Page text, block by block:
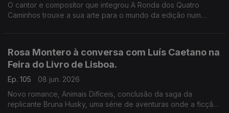
O cantor e compositor que integrou A Ronda dos Quatro
Caminhos trouxe a sua arte para o mundo da edição num
voz e música. Vamos por exemplo conhecer um livro que
apresenta Zeca Afonso às crianças.
Rosa Montero à conversa com Luís Caetano na
Feira do Livro de Lisboa.
Ep. 105
08 jun. 2026
Novo romance, Animais Difíceis, conclusão da saga da
replicante Bruna Husky, uma série de aventuras onde a ficção